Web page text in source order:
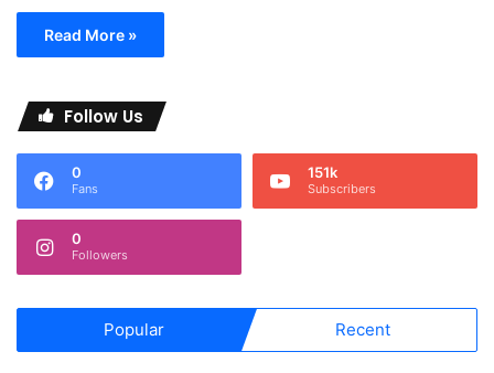
Read More »
Follow Us
0
Fans
151k
Subscribers
0
Followers
Popular Recent